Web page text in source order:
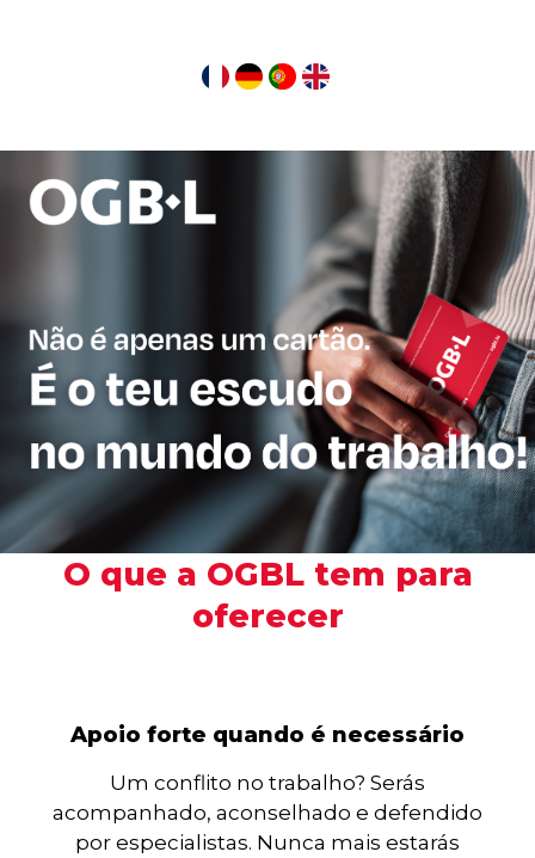
O que a OGBL tem para
oferecer
Apoio forte quando é necessário
Um conflito no trabalho? Serás
acompanhado, aconselhado e defendido
por especialistas. Nunca mais estarás